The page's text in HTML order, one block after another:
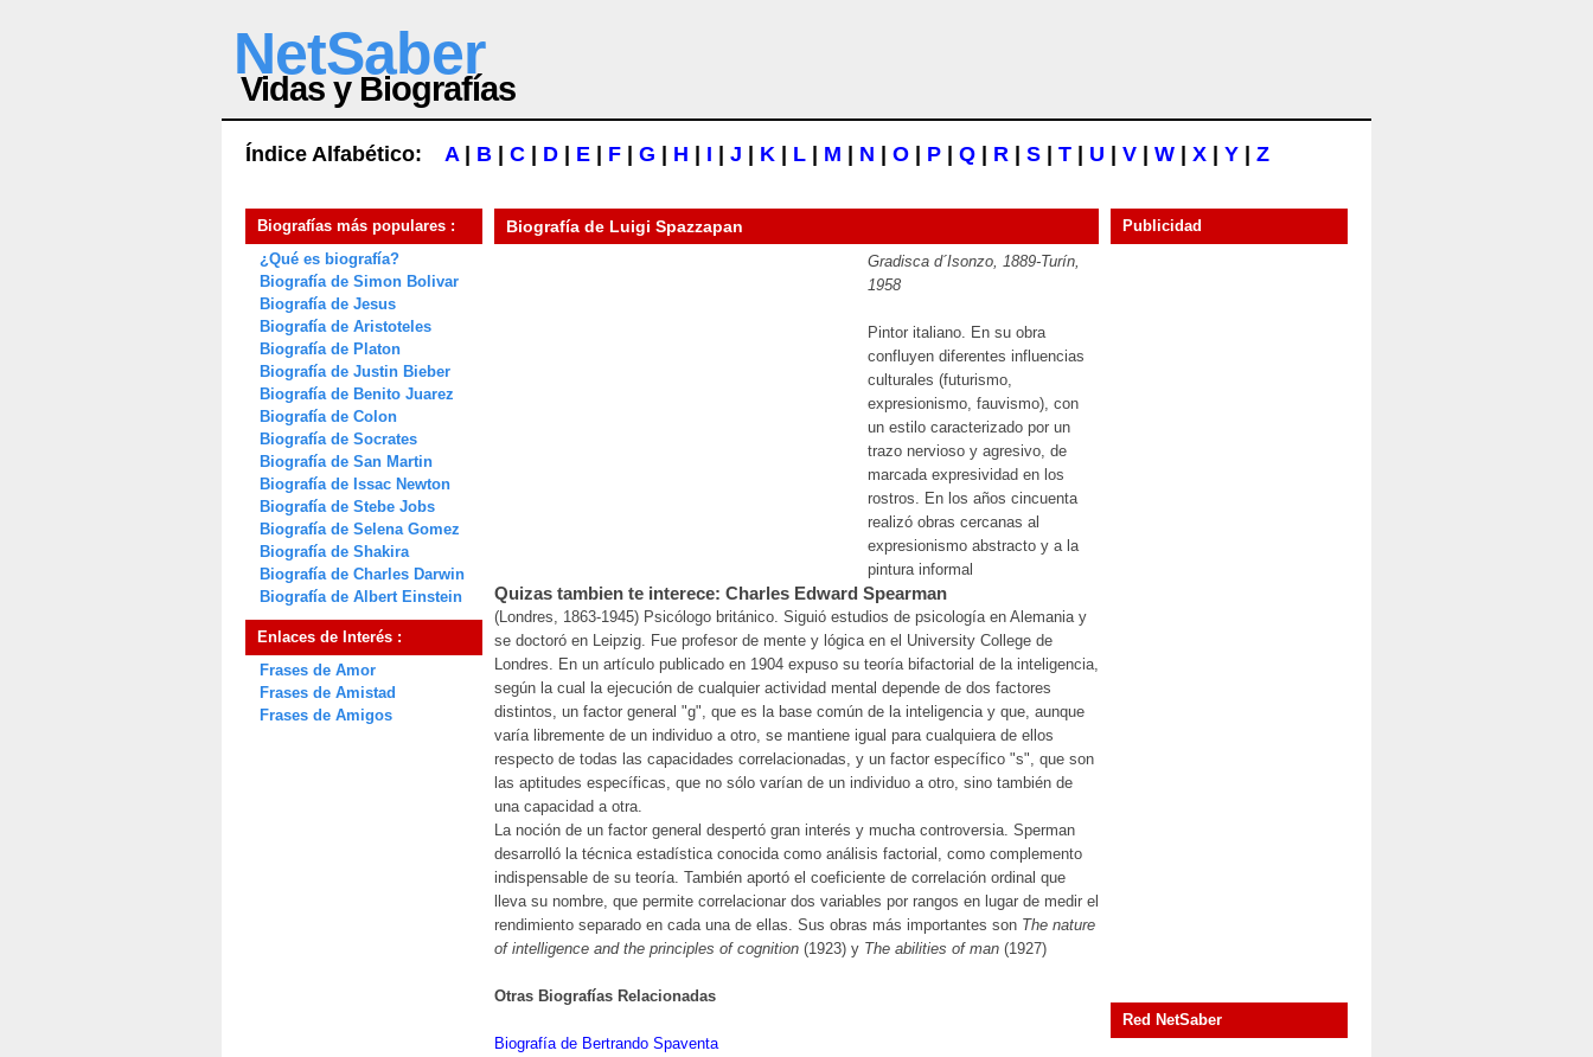
NetSaber
Vidas y Biografías
Índice Alfabético: A| B C D E F G H I J K L M N O P Q R S T U V W X Y Z
Biografías más populares :
¿Qué es biografía?
Biografía de Simon Bolivar
Biografía de Jesus
Biografía de Aristoteles
Biografía de Platon
Biografía de Justin Bieber
Biografía de Benito Juarez
Biografía de Colon
Biografía de Socrates
Biografía de San Martin
Biografía de Issac Newton
Biografía de Stebe Jobs
Biografía de Selena Gomez
Biografía de Shakira
Biografía de Charles Darwin
Biografía de Albert Einstein
Enlaces de Interés :
Frases de Amor
Frases de Amistad
Frases de Amigos
Biografía de Luigi Spazzapan
Gradisca d´Isonzo, 1889-Turín,
1958
Pintor italiano. En su obra
confluyen diferentes influencias
culturales (futurismo,
expresionismo, fauvismo), con
un estilo caracterizado por un
trazo nervioso y agresivo, de
marcada expresividad en los
rostros. En los años cincuenta
realizó obras cercanas al
expresionismo abstracto y a la
pintura informal
Quizas tambien te interece: Charles Edward Spearman
(Londres, 1863-1945) Psicólogo británico. Siguió estudios de psicología en Alemania y
se doctoró en Leipzig. Fue profesor de mente y lógica en el University College de
Londres. En un artículo publicado en 1904 expuso su teoría bifactorial de la inteligencia,
según la cual la ejecución de cualquier actividad mental depende de dos factores
distintos, un factor general "g", que es la base común de la inteligencia y que, aunque
varía libremente de un individuo a otro, se mantiene igual para cualquiera de ellos
respecto de todas las capacidades correlacionadas, y un factor específico "s", que son
las aptitudes específicas, que no sólo varían de un individuo a otro, sino también de
una capacidad a otra.
La noción de un factor general despertó gran interés y mucha controversia. Sperman
desarrolló la técnica estadística conocida como análisis factorial, como complemento
indispensable de su teoría. También aportó el coeficiente de correlación ordinal que
lleva su nombre, que permite correlacionar dos variables por rangos en lugar de medir el
rendimiento separado en cada una de ellas. Sus obras más importantes son The nature
of intelligence and the principles of cognition (1923) y The abilities of man (1927)
Otras Biografías Relacionadas
Biografía de Bertrando Spaventa
Publicidad
Red NetSaber